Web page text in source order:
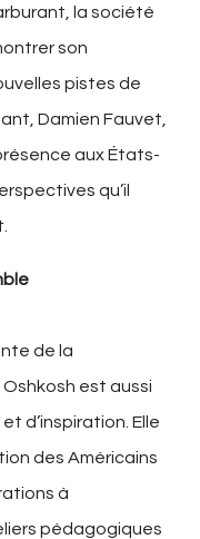
la société
son
pistes de
Damien Fauvet,
aux États-
qu’il
de la
est aussi
d’inspiration. Elle
des Américains
à
pédagogiques